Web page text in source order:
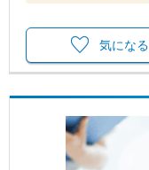
気になる